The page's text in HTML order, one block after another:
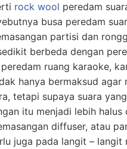
rock wool peredam
busa peredam
partisi dan
berbeda dengan
ruang karaoke,
hanya bermaksud agar
tetapi supaya suara
itu menjadi lebih halus
diffuser, atau
juga pada langit – langit